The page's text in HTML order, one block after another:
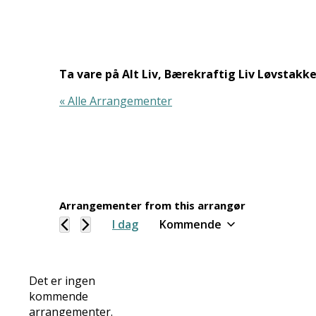
Ta vare på Alt Liv, Bærekraftig Liv
« Alle Arrangementer
Arrangementer from this arrangør
Notice
Det er ingen
kommende
arrangementer.
I dag
Kommende